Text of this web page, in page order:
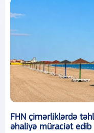
FHN çimərliklərdə
əhaliyə müraciət edib